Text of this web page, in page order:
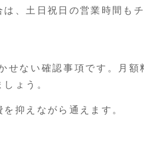
、土日祝日の営業時間も
ない確認事項です。月額
ょう。
抑えながら通えます。